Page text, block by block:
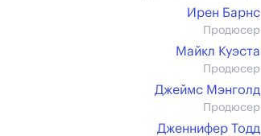
Ирен Барнс
Продюсер
Майкл Куэста
Продюсер
Джеймс Мэнголд
Продюсер
Дженнифер Тодд